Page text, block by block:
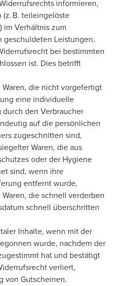
informieren,
B. teileingelöste
im Verhältnis zum
geschuldeten Leistungen.
bei bestimmten
ist. Dies betrifft
die nicht vorgefertigt
eine individuelle
den Verbraucher
auf die persönlichen
zugeschnitten sind,
Waren, die aus
oder der Hygiene
sind, wenn ihre
entfernt wurde,
die schnell verderben
schnell überschritten
Inhalte, wenn mit der
wurde, nachdem der
hat und bestätigt
verliert,
von Gutscheinen.